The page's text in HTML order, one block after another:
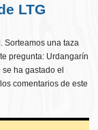
LTG
Sorteamos una taza
pregunta: Urdangarín
ha gastado el
comentarios de este